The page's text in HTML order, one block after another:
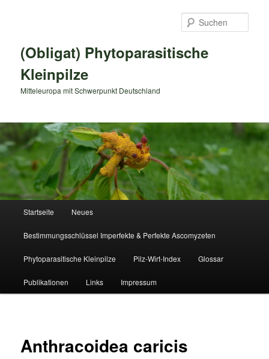
(Obligat) Phytoparasitische
Kleinpilze
Mitteleuropa mit Schwerpunkt Deutschland
Startseite Neues
Bestimmungsschlüssel Imperfekte & Perfekte Ascomyzeten
Phytoparasitische Kleinpilze Pilz-Wirt-Index Glossar
Publikationen Links Impressum
Anthracoidea caricis